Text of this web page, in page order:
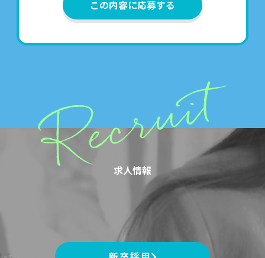
この内容に応募する
求人情報